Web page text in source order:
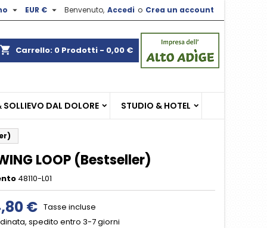
Benvenuto, Accedi o Crea un account
EUR € 

shopping_cart Carrello: 0 Prodotti - 0,00 €
SOLLIEVO DAL DOLORE STUDIO & HOTEL
LOOP (Bestseller)
48110-L01
€ Tasse incluse
spedito entro 3-7 giorni